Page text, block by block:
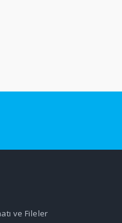
ve Fileler